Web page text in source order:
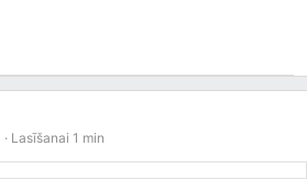
· Lasīšanai 1 min